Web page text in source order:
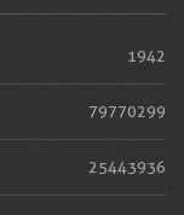
1942
79770299
25443936